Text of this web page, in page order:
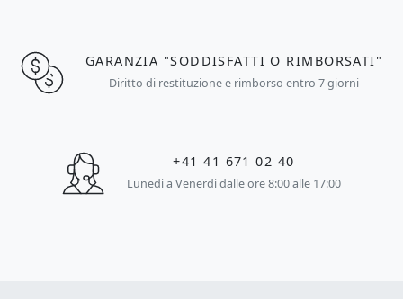
GARANZIA "SODDISFATTI O RIMBORSATI"
Diritto di restituzione e rimborso entro 7 giorni
+41 41 671 02 40
Lunedi a Venerdi dalle ore 8:00 alle 17:00